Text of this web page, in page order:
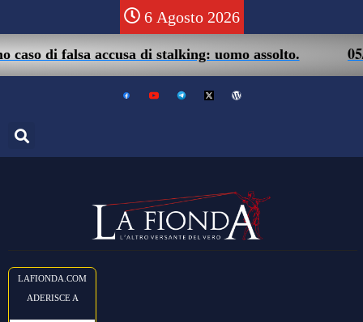
6 Agosto 2026
di falsa accusa di stalking: uomo assolto. 05/
LAFIONDA.COM
ADERISCE A